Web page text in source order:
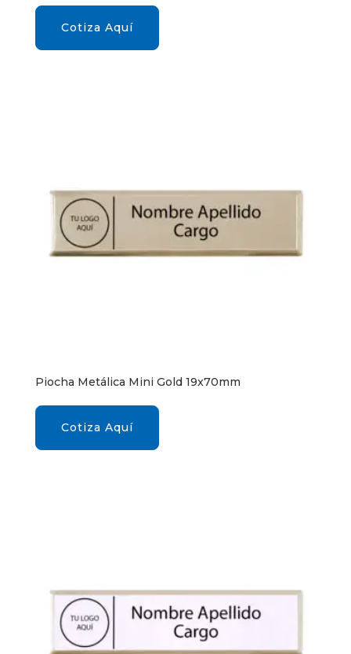
Cotiza Aquí
Piocha Metálica Mini Gold 19x70mm
Cotiza Aquí